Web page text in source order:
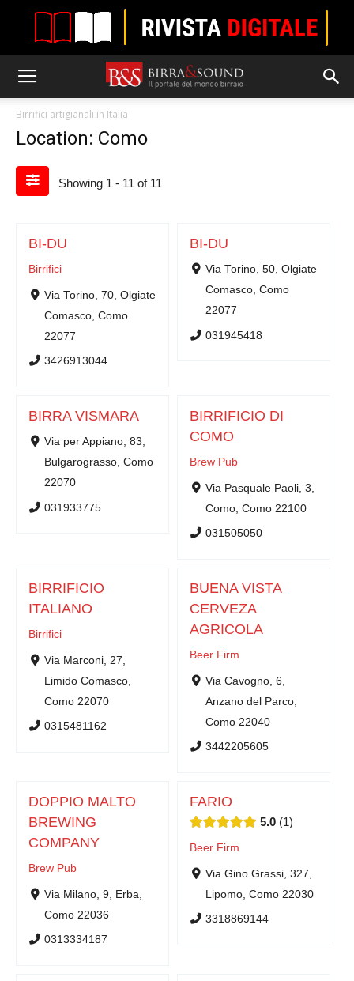
Birrifici artigianali in Italia
Location: Como
Showing 1 - 11 of 11
BI-DU
Birrifici
Via Torino, 70, Olgiate
Comasco, Como
22077
3426913044
BI-DU
Via Torino, 50, Olgiate
Comasco, Como
22077
031945418
BIRRA VISMARA
Via per Appiano, 83,
Bulgarograsso, Como
22070
031933775
BIRRIFICIO DI
COMO
Brew Pub
Via Pasquale Paoli, 3,
Como, Como 22100
031505050
BIRRIFICIO
ITALIANO
Birrifici
Via Marconi, 27,
Limido Comasco,
Como 22070
0315481162
BUENA VISTA
CERVEZA
AGRICOLA
Beer Firm
Via Cavogno, 6,
Anzano del Parco,
Como 22040
3442205605
DOPPIO MALTO
BREWING
COMPANY
Brew Pub
Via Milano, 9, Erba,
Como 22036
0313334187
FARIO
5.0 1
Beer Firm
Via Gino Grassi, 327,
Lipomo, Como 22030
3318869144